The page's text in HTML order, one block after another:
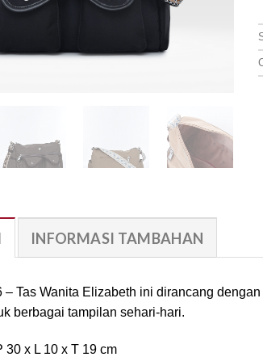
INFORMASI TAMBAHAN
– Tas Wanita Elizabeth ini dirancang
berbagai tampilan sehari-hari.
30 x L 10 x T 19 cm